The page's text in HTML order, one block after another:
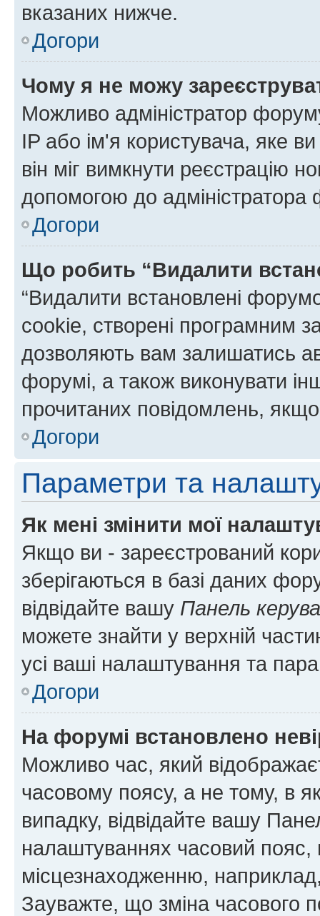
вказаних нижче.
Догори
Чому я не можу
Можливо адміністратор
IP або ім'я користувача, яке
він міг вимкнути реєстрацію
допомогою до адміністратора
Догори
Що робить “Видалити
“Видалити встановлені
cookie, створені програмним
дозволяють вам залишатись
форумі, а також виконувати
прочитаних повідомлень,
Догори
Параметри та
Як мені змінити мої
Якщо ви - зареєстрований
зберігаються в базі даних
відвідайте вашу Панель
можете знайти у верхній
усі ваші налаштування та
Догори
На форумі встановлено
Можливо час, який
часовому поясу, а не тому, в
випадку, відвідайте вашу
налаштуваннях часовий пояс,
місцезнаходженню,
Зауважте, що зміна часового